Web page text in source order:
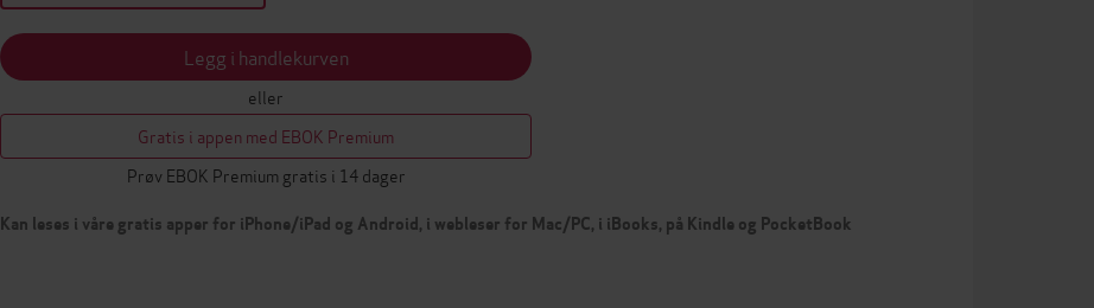
Legg i handlekurven
eller
Gratis i appen med EBOK Premium
Prøv EBOK Premium gratis i 14 dager
Kan leses i våre gratis apper for iPhone/iPad og Android, i webleser for Mac/PC, i iBooks, på Kindle og PocketBook